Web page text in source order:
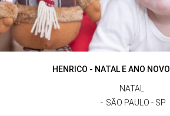
HENRICO - NATAL E ANO
NATAL
SÃO PAULO - SP